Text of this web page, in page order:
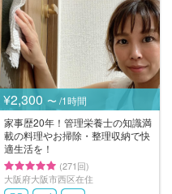
¥2,300 〜 /1時間
家事歴20年！管理栄養士の知識満
載の料理やお掃除・整理収納で快
適生活を！
(271回)
大阪府大阪市西区在住